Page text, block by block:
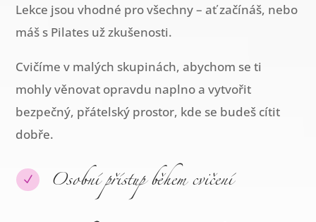
Lekce jsou vhodné pro všechny – ať začínáš, nebo
máš s Pilates už zkušenosti.
Cvičíme v malých skupinách, abychom se ti
mohly věnovat opravdu naplno a vytvořit
bezpečný, přátelský prostor, kde se budeš cítit
dobře.
N Osobní přístup během cvičení